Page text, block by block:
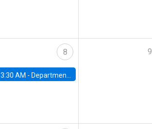
8
3:30 AM - Department Seminar: James Robinson
9